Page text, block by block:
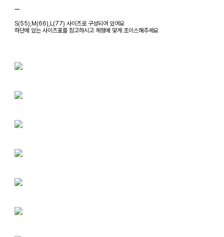
ㅡ
S(55),M(66),L(77) 사이즈로 구성되어 있어요
하단에 있는 사이즈표를 참고하시고 체형에 맞게 초이스해주세요